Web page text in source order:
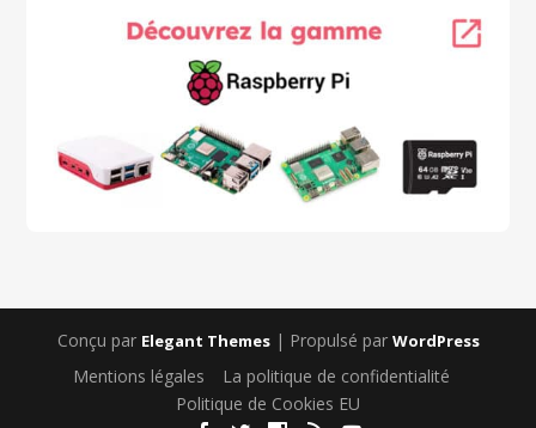
Conçu par Elegant Themes| Propulsé par WordPress
Mentions légales
La politique de confidentialité
Politique de Cookies EU